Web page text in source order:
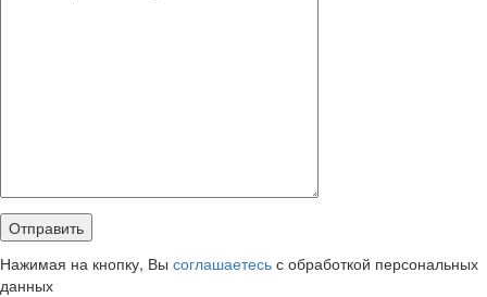
Нажимая на кнопку, Вы соглашаетесь с обработкой персональных
данных